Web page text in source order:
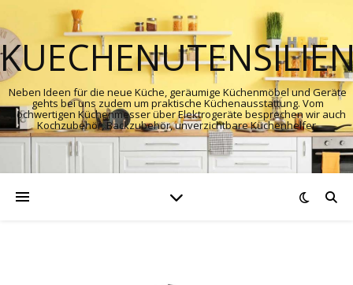
Neben Ideen für die neue Küche, geräumige Küchenmöbel und Geräte
gehts bei uns zudem um praktische Küchenausstattung. Vom
hochwertigen Küchenmesser über Elektrogeräte besprechen wir auch
Kochzubehör, Backzubehör, unverzichtbare Küchenhelfer.